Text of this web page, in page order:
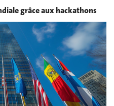
grâce aux hackathons